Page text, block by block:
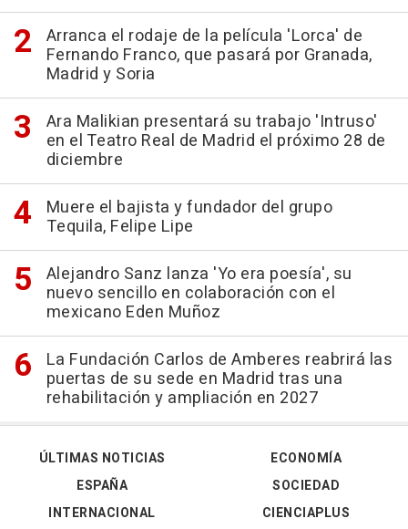
Arranca el rodaje de la película 'Lorca' de
Fernando Franco, que pasará por Granada,
Madrid y Soria
Ara Malikian presentará su trabajo 'Intruso'
en el Teatro Real de Madrid el próximo 28 de
diciembre
Muere el bajista y fundador del grupo
Tequila, Felipe Lipe
Alejandro Sanz lanza 'Yo era poesía', su
nuevo sencillo en colaboración con el
mexicano Eden Muñoz
La Fundación Carlos de Amberes reabrirá las
puertas de su sede en Madrid tras una
rehabilitación y ampliación en 2027
ÚLTIMAS NOTICIAS
ESPAÑA
INTERNACIONAL
ECONOMÍA
SOCIEDAD
CIENCIAPLUS